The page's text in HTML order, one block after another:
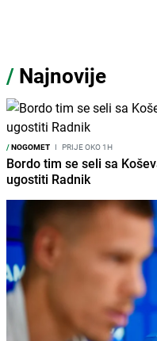
/ Najnovije
/NOGOMET I PRIJE OKO 1H
Bordo tim se seli sa
ugostiti Radnik